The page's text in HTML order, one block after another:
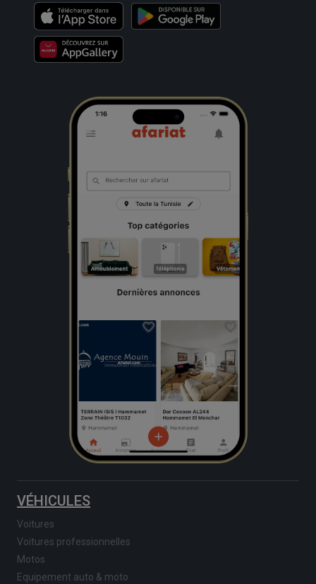
VÉHICULES
Voitures
Voitures professionnelles
Motos
Equipement auto & moto